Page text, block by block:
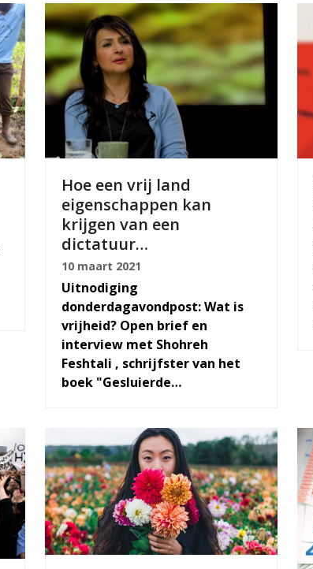
Hoe een vrij land
eigenschappen kan
krijgen van een
dictatuur…
10 maart 2021
Uitnodiging
donderdagavondpost: Wat is
vrijheid? Open brief en
interview met Shohreh
Feshtali , schrijfster van het
boek "Gesluierde…